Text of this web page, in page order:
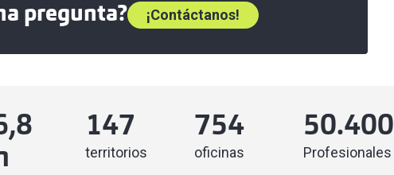
pregunta? ¡Contáctanos!
147
territorios
754
oficinas
50.400
Profesionales